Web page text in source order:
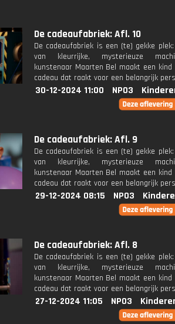
De cadeaufabriek: Afl. 10
De cadeaufabriek is een (te) gekke
van kleurrijke, mysterieuze
kunstenaar Maarten Bel maakt een kind
cadeau dat raakt voor een belangrijk
30-12-2024 11:00 NPO3
De cadeaufabriek: Afl. 9
De cadeaufabriek is een (te) gekke
van kleurrijke, mysterieuze
kunstenaar Maarten Bel maakt een kind
cadeau dat raakt voor een belangrijk
29-12-2024 08:15 NPO3
De cadeaufabriek: Afl. 8
De cadeaufabriek is een (te) gekke
van kleurrijke, mysterieuze
kunstenaar Maarten Bel maakt een kind
cadeau dat raakt voor een belangrijk
27-12-2024 11:05 NPO3